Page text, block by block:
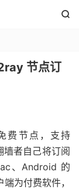

节点订
费节点，支持
者自己将订阅
、Android 的
为付费软件，